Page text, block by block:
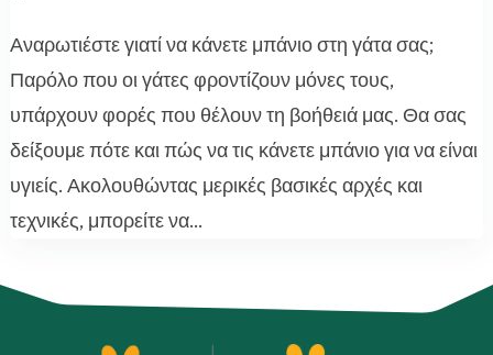
Αναρωτιέστε γιατί να κάνετε μπάνιο στη γάτα σας;
Παρόλο που οι γάτες φροντίζουν μόνες τους,
υπάρχουν φορές που θέλουν τη βοήθειά μας. Θα σας
δείξουμε πότε και πώς να τις κάνετε μπάνιο για να είναι
υγιείς. Ακολουθώντας μερικές βασικές αρχές και
τεχνικές, μπορείτε να...